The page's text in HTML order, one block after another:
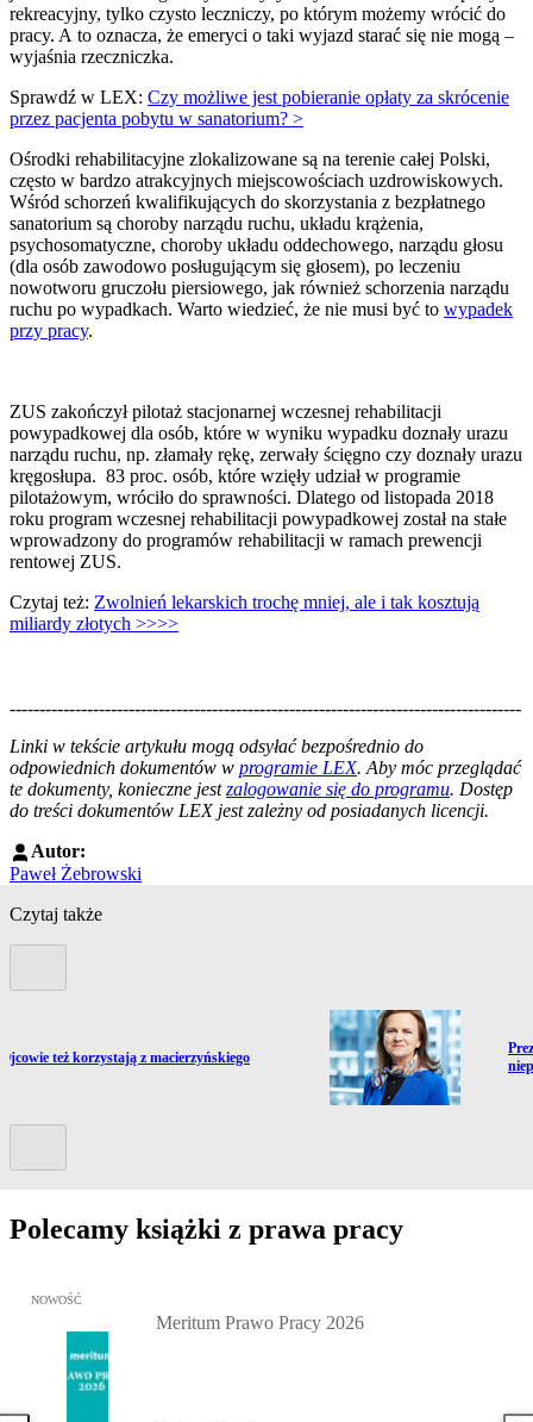
rekreacyjny, tylko czysto leczniczy, po którym możemy wrócić do
pracy. A to oznacza, że emeryci o taki wyjazd starać się nie mogą –
wyjaśnia rzeczniczka.
Sprawdź w LEX: Czy możliwe jest pobieranie opłaty za skrócenie
przez pacjenta pobytu w sanatorium? >
Ośrodki rehabilitacyjne zlokalizowane są na terenie całej Polski,
często w bardzo atrakcyjnych miejscowościach uzdrowiskowych.
Wśród schorzeń kwalifikujących do skorzystania z bezpłatnego
sanatorium są choroby narządu ruchu, układu krążenia,
psychosomatyczne, choroby układu oddechowego, narządu głosu
(dla osób zawodowo posługującym się głosem), po leczeniu
nowotworu gruczołu piersiowego, jak również schorzenia narządu
ruchu po wypadkach. Warto wiedzieć, że nie musi być to wypadek
przy pracy.
ZUS zakończył pilotaż stacjonarnej wczesnej rehabilitacji
powypadkowej dla osób, które w wyniku wypadku doznały urazu
narządu ruchu, np. złamały rękę, zerwały ścięgno czy doznały urazu
kręgosłupa. 83 proc. osób, które wzięły udział w programie
pilotażowym, wróciło do sprawności. Dlatego od listopada 2018
roku program wczesnej rehabilitacji powypadkowej został na stałe
wprowadzony do programów rehabilitacji w ramach prewencji
rentowej ZUS.
Czytaj też: Zwolnień lekarskich trochę mniej, ale i tak kosztują
miliardy złotych >>>>
--------------------------------------------------------------------------------------
Linki w tekście artykułu mogą odsyłać bezpośrednio do
odpowiednich dokumentów w programie LEX. Aby móc przeglądać
te dokumenty, konieczne jestzalogowanie się do programu. Dostęp
do treści dokumentów LEX jest zależny od posiadanych licencji.
Autor:
Paweł Żebrowski
Czytaj także
do artykułu:też korzystają z macierzyńskiego
Polecamy książki z prawa pracy
Przejdź do: Meritum Prawo Pracy 2026, Kazimierz Jaśkowski -
NOWOŚĆ
Meritum Prawo Pracy 2026